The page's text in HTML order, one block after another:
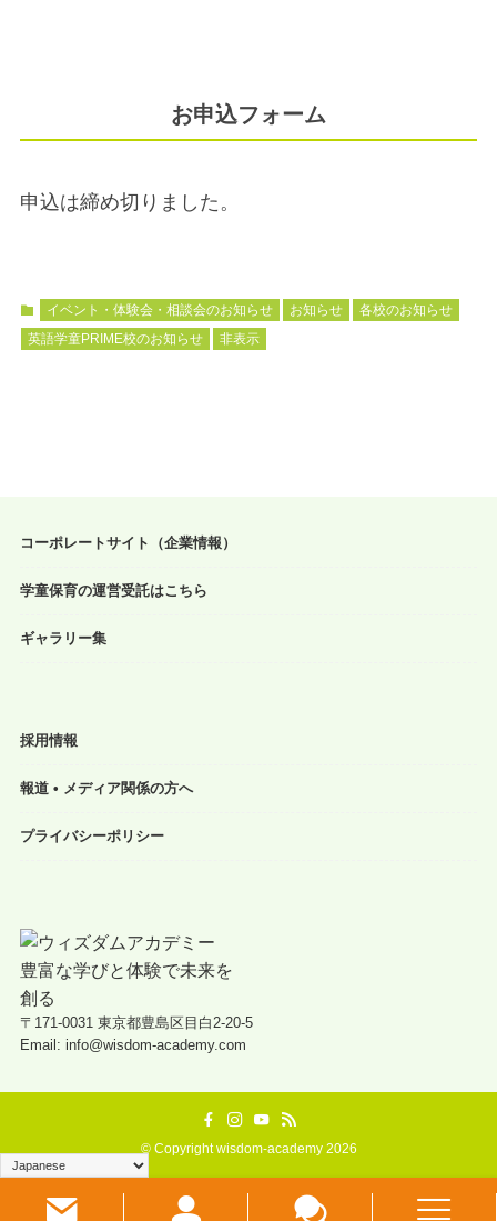
お申込フォーム
申込は締め切りました。
イベント・体験会・相談会のお知らせ お知らせ
各校のお知らせ
英語学童PRIME校のお知らせ
非表示
コーポレートサイト（企業情報）
学童保育の運営受託はこちら
ギャラリー集
採用情報
報道 • メディア関係の方へ
プライバシーポリシー
〒171-0031 東京都豊島区目白2-20-5
Email: info@wisdom-academy.com
©Copyright wisdom-academy 2026